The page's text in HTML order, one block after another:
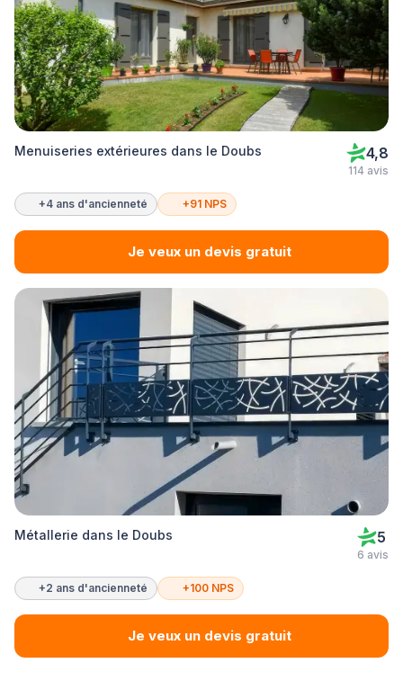
Menuiseries extérieures dans le Doubs 4,8
114 avis
+4 ans d'ancienneté +91 NPS
Je veux un devis gratuit
Métallerie dans le Doubs 5
6 avis
+2 ans d'ancienneté +100 NPS
Je veux un devis gratuit